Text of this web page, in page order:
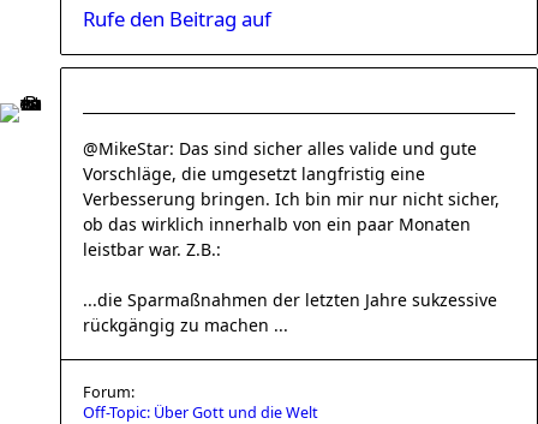
Rufe den Beitrag auf
@MikeStar: Das sind sicher alles valide und gute
Vorschläge, die umgesetzt langfristig eine
Verbesserung bringen. Ich bin mir nur nicht sicher,
ob das wirklich innerhalb von ein paar Monaten
leistbar war. Z.B.:
...die Sparmaßnahmen der letzten Jahre sukzessive
rückgängig zu machen ...
Forum:
Off-Topic: Über Gott und die Welt